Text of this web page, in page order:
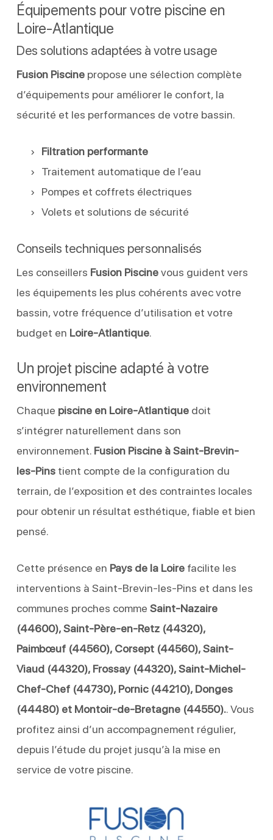
Équipements pour votre piscine en
Loire-Atlantique
Des solutions adaptées à votre usage
Fusion Piscinepropose une sélection complète
d’équipements pour améliorer le confort, la
sécurité et les performances de votre bassin.
Filtration performante
Traitement automatique de l’eau
Pompes et coffrets électriques
Volets et solutions de sécurité
Conseils techniques personnalisés
Les conseillers Fusion Piscinevous guident vers
les équipements les plus cohérents avec votre
bassin, votre fréquence d’utilisation et votre
budget en Loire-Atlantique.
Un projet piscine adapté à votre
environnement
Chaque piscine en Loire-Atlantiquedoit
s’intégrer naturellement dans son
environnement. Fusion Piscine à Saint-Brevin-
les-Pinstient compte de la configuration du
terrain, de l’exposition et des contraintes locales
pour obtenir un résultat esthétique, fiable et bien
pensé.
Cette présence en Pays de la Loirefacilite les
interventions à Saint-Brevin-les-Pins et dans les
communes proches comme Saint-Nazaire
(44600), Saint-Père-en-Retz (44320),
Paimbœuf (44560), Corsept (44560), Saint-
Viaud (44320), Frossay (44320), Saint-Michel-
Chef-Chef (44730), Pornic (44210), Donges
(44480) et Montoir-de-Bretagne (44550).. Vous
profitez ainsi d’un accompagnement régulier,
depuis l’étude du projet jusqu’à la mise en
service de votre piscine.